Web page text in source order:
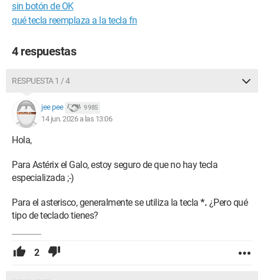
sin botón de OK
qué tecla reemplaza a la tecla fn
4 respuestas
RESPUESTA 1 / 4
jee pee 9 985
14 jun. 2026 a las 13:06
Hola,
Para Astérix el Galo, estoy seguro de que no hay tecla
especializada ;-)
Para el asterisco, generalmente se utiliza la tecla *. ¿Pero qué
tipo de teclado tienes?
2